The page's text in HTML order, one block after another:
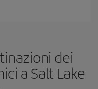
dei
a Salt Lake